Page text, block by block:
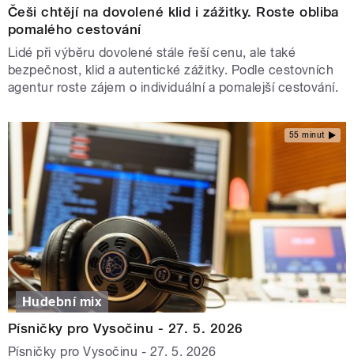
Češi chtějí na dovolené klid i zážitky. Roste obliba
pomalého cestování
Lidé při výběru dovolené stále řeší cenu, ale také
bezpečnost, klid a autentické zážitky. Podle cestovních
agentur roste zájem o individuální a pomalejší cestování.
55 minut
Hudební mix
Písničky pro Vysočinu - 27. 5. 2026
Písničky pro Vysočinu - 27. 5. 2026